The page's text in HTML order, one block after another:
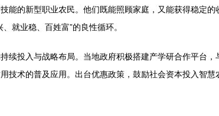
能的新型职业农民。他们既能照顾家庭，又能获得稳定
就业稳、百姓富”的良性循环。
续投入与战略布局。当地政府积极搭建产学研合作平台
技术的普及应用。出台优惠政策，鼓励社会资本投入智